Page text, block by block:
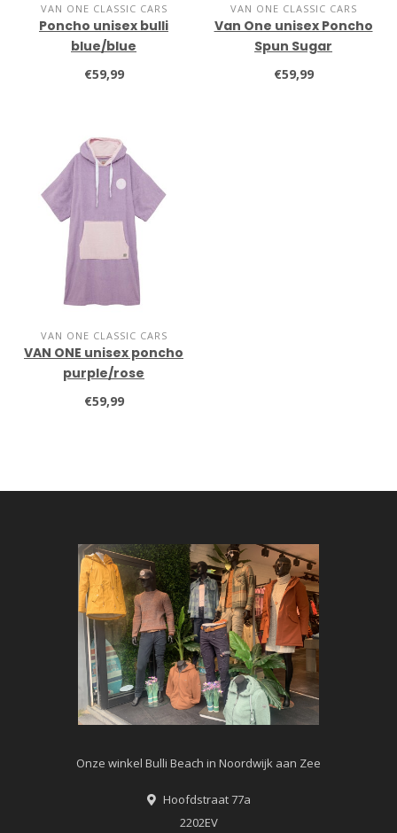
VAN ONE CLASSIC CARS
Poncho unisex bulli
blue/blue
€59,99
VAN ONE CLASSIC CARS
Van One unisex Poncho
Spun Sugar
€59,99
VAN ONE CLASSIC CARS
VAN ONE unisex poncho
purple/rose
€59,99
Onze winkel Bulli Beach in Noordwijk aan Zee
Hoofdstraat 77a
2202EV